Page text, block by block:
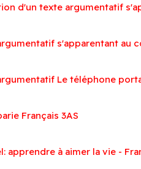
d'un texte argumentatif
s'apparentant au
Le téléphone
Français 3AS
apprendre à aimer la vie -